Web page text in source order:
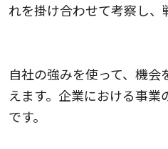
れを掛け合わせて考察し、
自社の強みを使って、機
えます。企業における事
です。